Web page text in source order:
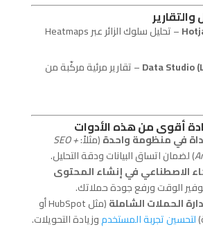
– تحليل سلوك الزائر عبر Heatmaps
Data Studio– تقارير مرئية مركّبة من
أقوى من هذه الأدوات
في منظومة واحدة(مثلاً:SEO +
) لضمان اتساق البيانات ودقة التحليل.
الاصطناعي في إنشاء المحتوى
الوقت ورفع جودة حملاتك.
الحملات الشاملة
(مثل HubSpot أو
لتحسين تجربة المستخدموزيادة التحويلات.